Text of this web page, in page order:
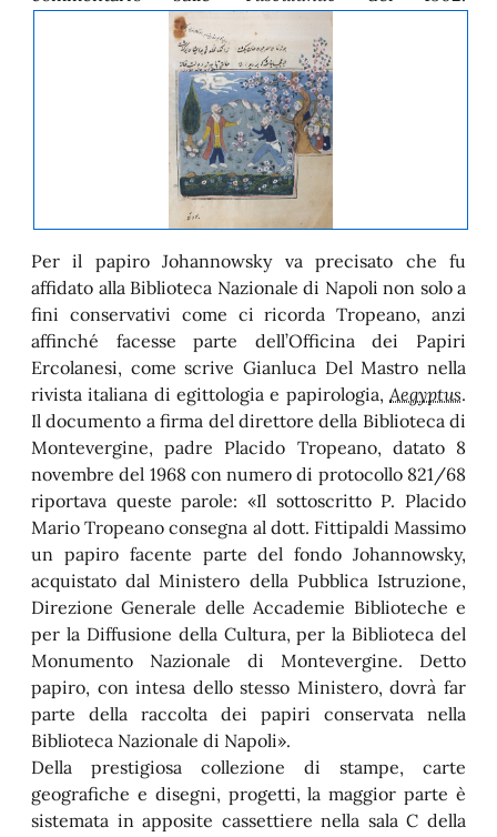
Per il papiro Johannowsky va precisato che fu
affidato alla Biblioteca Nazionale di Napoli non solo a
fini conservativi come ci ricorda Tropeano, anzi
affinché facesse parte dell’Officina dei Papiri
Ercolanesi, come scrive Gianluca Del Mastro nella
rivista italiana di egittologia e papirologia,Aegyptus.
Il documento a firma del direttore della Biblioteca di
Montevergine, padre Placido Tropeano, datato 8
novembre del 1968 con numero di protocollo 821/68
riportava queste parole: «Il sottoscritto P. Placido
Mario Tropeano consegna al dott. Fittipaldi Massimo
un papiro facente parte del fondo Johannowsky,
acquistato dal Ministero della Pubblica Istruzione,
Direzione Generale delle Accademie Biblioteche e
per la Diffusione della Cultura, per la Biblioteca del
Monumento Nazionale di Montevergine. Detto
papiro, con intesa dello stesso Ministero, dovrà far
parte della raccolta dei papiri conservata nella
Biblioteca Nazionale di Napoli».
Della prestigiosa collezione di stampe, carte
geografiche e disegni, progetti, la maggior parte è
sistemata in apposite cassettiere nella sala C della